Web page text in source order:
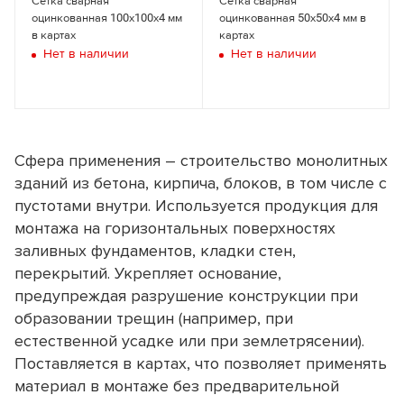
В стоимость входит
Ламинированная фанера 18 мм
Цены на стойки
Наименование
Стойка телескопическая 2,0 м
Стойка телескопическая 2,55 м
Стойка телескопическая 3,1 м
Стойка телескопическая 3,7 м
Стойка телескопическая 4,2 м
Отправьте нам Ваши контакты, а мы направим
расчет Вам на почту!
Телефон или WhatsApp *
E-mail
Получить расчет
Расчет комплектации лесов
Комплект крупнощитовой опалубки стен, щиты 3,0, 3,3 м
Опалубка колонн 3,0 м
Опалубка колонн 3,3 м
Опалубка колонн 4,5 м
Опалубка колонн 6,0 м
* Минимальный срок аренды 14 суток
Технические характеристики щитов
Высота щитов, м
Ширина щитов, м
оцинкованная 100x100x4 мм
в картах
Нет в наличии
оцинкованная 50x50x4 мм в
картах
Нет в наличии
Сфера применения – строительство монолитных
зданий из бетона, кирпича, блоков, в том числе с
пустотами внутри. Используется продукция для
монтажа на горизонтальных поверхностях
заливных фундаментов, кладки стен,
перекрытий. Укрепляет основание,
предупреждая разрушение конструкции при
образовании трещин (например, при
естественной усадке или при землетрясении).
Поставляется в картах, что позволяет применять
материал в монтаже без предварительной